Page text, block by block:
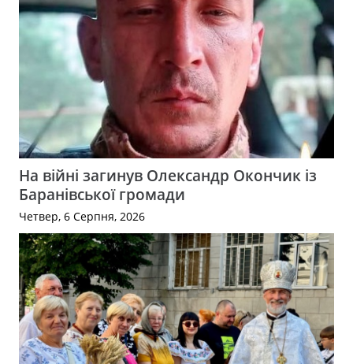
На війні загинув Олександр Окончик із
Баранівської громади
Четвер, 6 Серпня, 2026